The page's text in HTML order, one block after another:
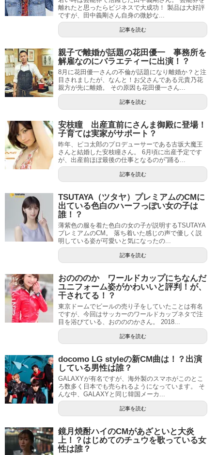
離れたと思ったらビジネスで大成功！ 製品は大好評
ですが、田中義剛さん自身の微妙な...
記事を読む
親子で離婚が話題の花田優一 事務所を
解雇なのにバラエティーに出演！？
8月に花田優一さんの不倫が話題になり離婚か？と注
目されましたが、なんと！お父さんである元貴乃花
親方が先に離婚。 その原因も花田優一さん...
記事を読む
安枝瞳 出産直前にさんま御殿に登場！
子育ては実家がサポート？
昨年、ピコ太郎のプロデューサーである古坂大魔王
さんと結婚した安枝瞳さん。 6月頃に出産予定です
が、出産前ほぼ最後の仕事となるのが”踊る...
記事を読む
TSUTAYA（ツタヤ）プレミアムのCMに
出ている色白のハーフっぽい女の子は
誰！？
薄紫色の服を着た色白の女の子が説明するTSUTAYA
プレミアムのCM。 落ち着いた感じの声で優しく説
明している姿が可愛いと気になったの...
記事を読む
おのののか ワールドカップにちなんだ
ユニフォーム姿がかわいいと評判！が、
干されてる！？
東京ドームでビールの売り子をしていたことは有名
ですが、今回はサッカーのワールドカップネタで注
目を浴びている、おのののかさん。 2018...
記事を読む
docomo LG styleの新CM曲は！？出演
している男性は誰？
GALAXYが有名ですが、海外製のスマホがこのとこ
ろ数多く日本でも売られるようになっています。 そ
んな中、GALAXYと同じ韓国メーカ...
記事を読む
鏡月焼酎ハイのCMがあざといと大炎
上！？はじめてのチュウを歌っている女
性は誰？